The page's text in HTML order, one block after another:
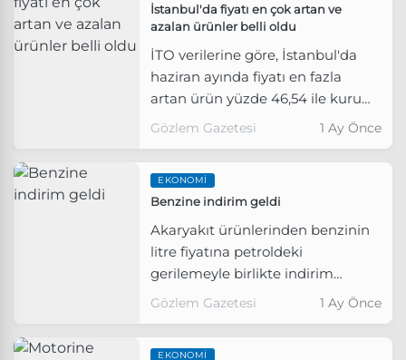
İstanbul'da fiyatı en çok artan ve
azalan ürünler belli oldu
İTO verilerine göre, İstanbul'da
haziran ayında fiyatı en fazla
artan ürün yüzde 46,54 ile kuru
soğan olurken, en büyük fiyat
Gözlem Gazetesi 1 Ay Önce
EKONOMI
Benzine indirim geldi
Akaryakıt ürünlerinden benzinin
litre fiyatına petroldeki
gerilemeyle birlikte indirim
geliyor.
Gözlem Gazetesi 1 Ay Önce
EKONOMI